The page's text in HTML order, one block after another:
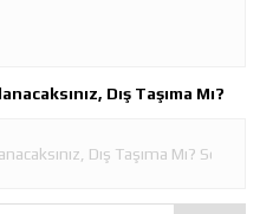
Dış Taşıma Mı?